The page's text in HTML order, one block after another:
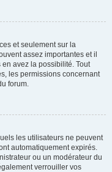
et seulement sur la
assez importantes et il
avez la possibilité. Tout
les permissions concernant
forum.
les utilisateurs ne peuvent
automatiquement expirés.
ou un modérateur du
verrouiller vos